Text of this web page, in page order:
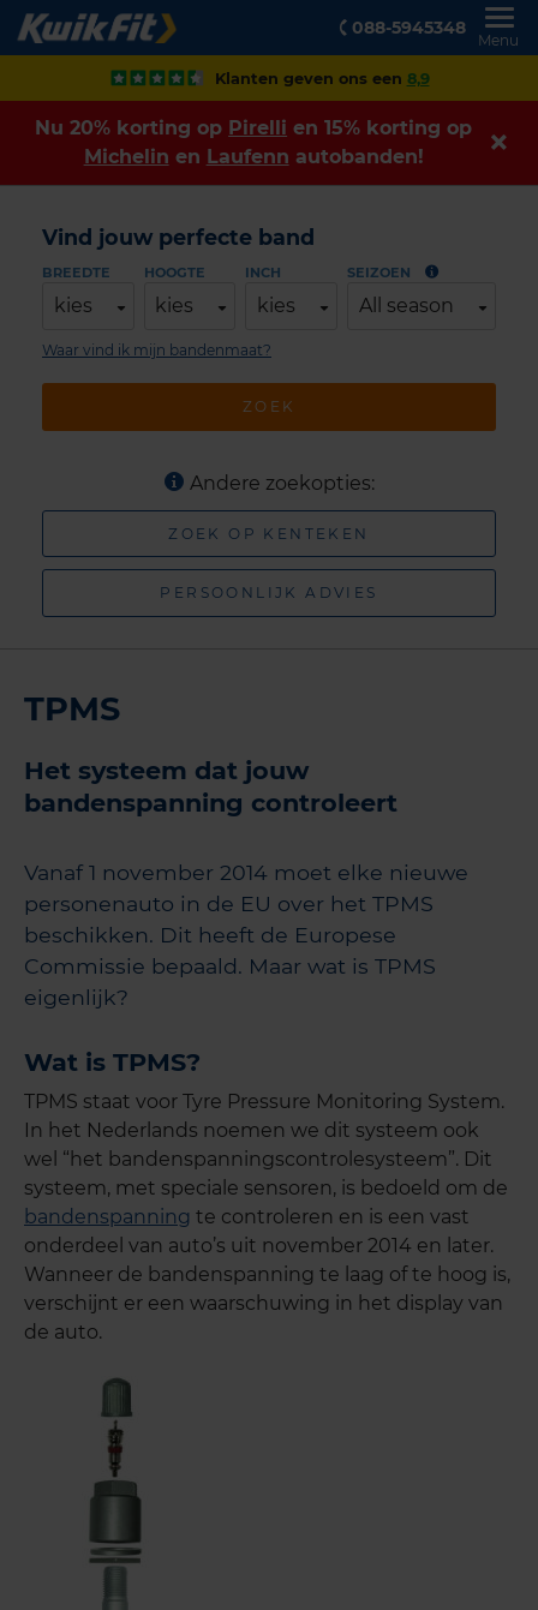
088-5945348
Menu
Klanten geven ons een 8,9
Nu 20% korting op Pirelli en 15% korting op
Michelin en Laufenn autobanden!
Vind jouw perfecte band
BREEDTE
kies
HOOGTE
kies
INCH
kies
SEIZOEN
All season
ZOEK
Waar vind ik mijn bandenmaat?
Andere zoekopties:
ZOEK OP KENTEKEN
PERSOONLIJK ADVIES
TPMS
Het systeem dat jouw
bandenspanning controleert
Vanaf 1 november 2014 moet elke nieuwe
personenauto in de EU over het TPMS
beschikken. Dit heeft de Europese
Commissie bepaald. Maar wat is TPMS
eigenlijk?
Wat is TPMS?
TPMS staat voor Tyre Pressure Monitoring System.
In het Nederlands noemen we dit systeem ook
wel “het bandenspanningscontrolesysteem”. Dit
systeem, met speciale sensoren, is bedoeld om de
bandenspanning te controleren en is een vast
onderdeel van auto’s uit november 2014 en later.
Wanneer de bandenspanning te laag of te hoog is,
verschijnt er een waarschuwing in het display van
de auto.